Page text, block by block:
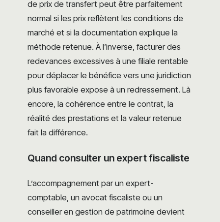
de prix de transfert peut être parfaitement
normal si les prix reflètent les conditions de
marché et si la documentation explique la
méthode retenue. À l’inverse, facturer des
redevances excessives à une filiale rentable
pour déplacer le bénéfice vers une juridiction
plus favorable expose à un redressement. Là
encore, la cohérence entre le contrat, la
réalité des prestations et la valeur retenue
fait la différence.
Quand consulter un expert fiscaliste
L’accompagnement par un expert-
comptable, un avocat fiscaliste ou un
conseiller en gestion de patrimoine devient